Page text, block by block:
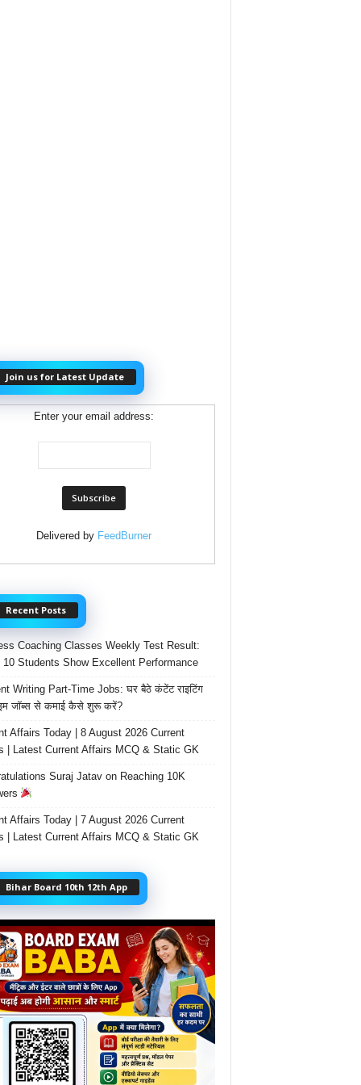
Join us for Latest Update
Enter your email address:
Delivered by FeedBurner
Recent Posts
Coaching Classes Weekly Test Result:
10 Students Show Excellent Performance
Writing Part-Time Jobs: घर बैठे कंटेंट राइटिंग
जॉब्स से कमाई कैसे शुरू करें?
Affairs Today | 8 August 2026 Current
| Latest Current Affairs MCQ & Static GK
Suraj Jatav on Reaching 10K
Affairs Today | 7 August 2026 Current
| Latest Current Affairs MCQ & Static GK
Bihar Board 10th 12th App